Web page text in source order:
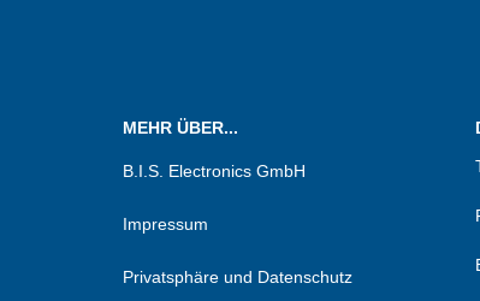
Wir
MEHR ÜBER...
B.I.S. Electronics GmbH
Impressum
Privatsphäre und Datenschutz